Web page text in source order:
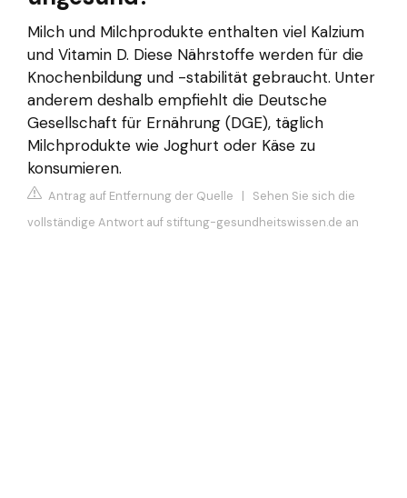
Milch und Milchprodukte enthalten viel Kalzium
und Vitamin D. Diese Nährstoffe werden für die
Knochenbildung und -stabilität gebraucht. Unter
anderem deshalb empfiehlt die Deutsche
Gesellschaft für Ernährung (DGE), täglich
Milchprodukte wie Joghurt oder Käse zu
konsumieren.
Antrag auf Entfernung der Quelle | Sehen Sie sich die
vollständige Antwort auf stiftung-gesundheitswissen.de an